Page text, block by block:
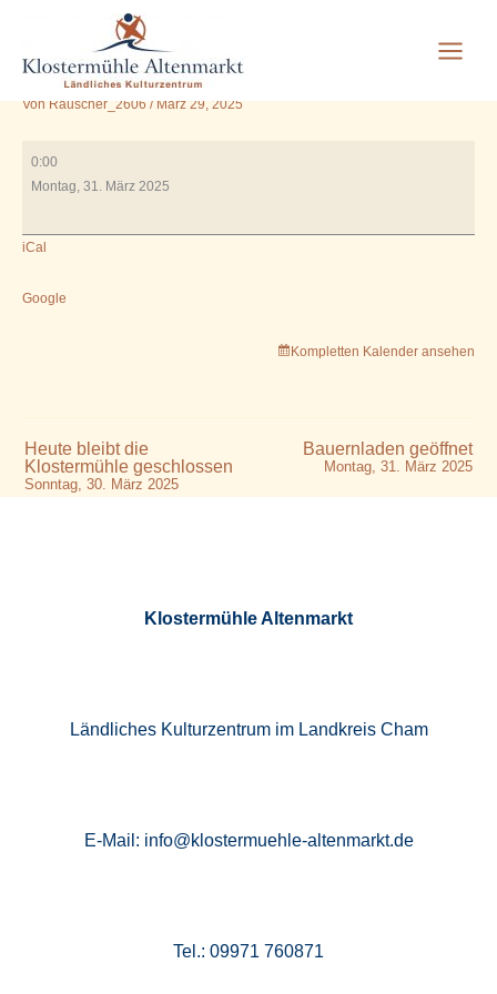
springen
VHS 9.00 Kochkurs in der
Wirtschaftsküche
VonRauscher_2606/März 29, 2025
der
0:00
Montag, 31. März 2025
iCal
Google
Kompletten Kalender ansehen
Heute bleibt die
Klostermühle geschlossen
Sonntag, 30. März 2025
Bauernladen geöffnet
Montag, 31. März 2025
Klostermühle Altenmarkt
Ländliches Kulturzentrum im Landkreis Cham
E-Mail: info@klostermuehle-altenmarkt.de
Tel.: 09971 760871